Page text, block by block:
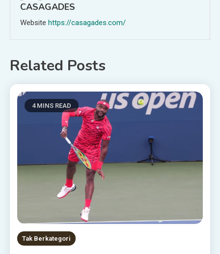
CASAGADES
Website https://casagades.com/
Related Posts
4 MINS READ
Tak Berkategori